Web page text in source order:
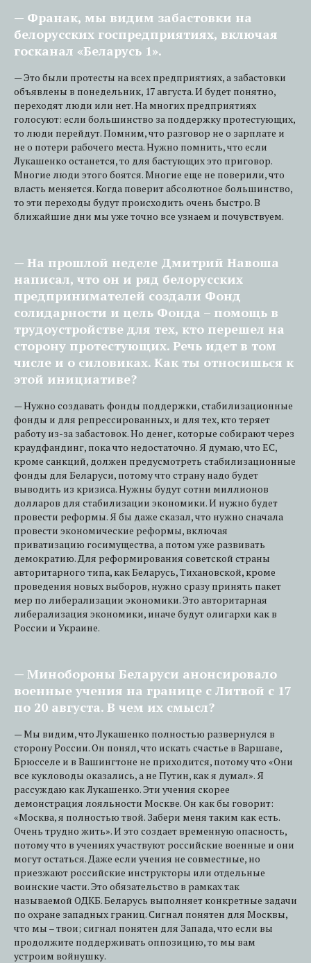
— Франак, мы видим забастовки на
белорусских госпредприятиях, включая
госканал «Беларусь 1».
— Это были протесты на всех предприятиях, а забастовки
объявлены в понедельник, 17 августа. И будет понятно,
переходят люди или нет. На многих предприятиях
голосуют: если большинство за поддержку протестующих,
то люди перейдут. Помним, что разговор не о зарплате и
не о потери рабочего места. Нужно помнить, что если
Лукашенко останется, то для бастующих это приговор.
Многие люди этого боятся. Многие еще не поверили, что
власть меняется. Когда поверит абсолютное большинство,
то эти переходы будут происходить очень быстро. В
ближайшие дни мы уже точно все узнаем и почувствуем.
— На прошлой неделе Дмитрий Навоша
написал, что он и ряд белорусских
предпринимателей создали Фонд
солидарности и цель Фонда – помощь в
трудоустройстве для тех, кто перешел на
сторону протестующих. Речь идет в том
числе и о силовиках. Как ты относишься к
этой инициативе?
— Нужно создавать фонды поддержки, стабилизационные
фонды и для репрессированных, и для тех, кто теряет
работу из-за забастовок. Но денег, которые собирают через
краудфандинг, пока что недостаточно. Я думаю, что ЕС,
кроме санкций, должен предусмотреть стабилизационные
фонды для Беларуси, потому что страну надо будет
выводить из кризиса. Нужны будут сотни миллионов
долларов для стабилизации экономики. И нужно будет
провести реформы. Я бы даже сказал, что нужно сначала
провести экономические реформы, включая
приватизацию госимущества, а потом уже развивать
демократию. Для реформирования советской страны
авторитарного типа, как Беларусь, Тихановской, кроме
проведения новых выборов, нужно сразу принять пакет
мер по либерализации экономики. Это авторитарная
либерализация экономики, иначе будут олигархи как в
России и Украине.
— Минобороны Беларуси анонсировало
военные учения на границе с Литвой с 17
по 20 августа. В чем их смысл?
— Мы видим, что Лукашенко полностью развернулся в
сторону России. Он понял, что искать счастье в Варшаве,
Брюсселе и в Вашингтоне не приходится, потому что «Они
все кукловоды оказались, а не Путин, как я думал». Я
рассуждаю как Лукашенко. Эти учения скорее
демонстрация лояльности Москве. Он как бы говорит:
«Москва, я полностью твой. Забери меня таким как есть.
Очень трудно жить». И это создает временную опасность,
потому что в учениях участвуют российские военные и они
могут остаться. Даже если учения не совместные, но
приезжают российские инструкторы или отдельные
воинские части. Это обязательство в рамках так
называемой ОДКБ. Беларусь выполняет конкретные задачи
по охране западных границ. Сигнал понятен для Москвы,
что мы – твои; сигнал понятен для Запада, что если вы
продолжите поддерживать оппозицию, то мы вам
устроим войнушку.